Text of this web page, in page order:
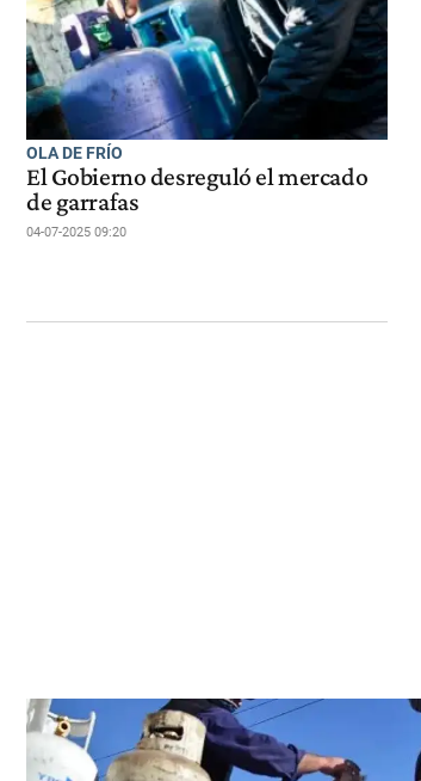
OLA DE FRÍO
El Gobierno desreguló el mercado
de garrafas
04-07-2025 09:20